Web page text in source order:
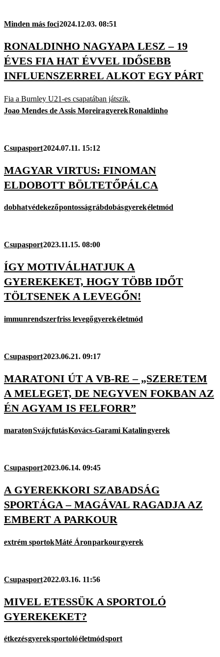
Minden más foci2024.12.03. 08:51
RONALDINHO NAGYAPA LESZ – 19
ÉVES FIA HAT ÉVVEL IDŐSEBB
INFLUENSZERREL ALKOT EGY PÁRT
Fia a Burnley U21-es csapatában játszik.
Joao Mendes de Assis MoreiragyerekRonaldinho
Csupasport2024.07.11. 15:12
MAGYAR VIRTUS: FINOMAN
ELDOBOTT BÖLTETŐPÁLCA
dobhatvédekezőpontosságrábdobásgyerekéletmód
Csupasport2023.11.15. 08:00
ÍGY MOTIVÁLHATJUK A
GYEREKEKET, HOGY TÖBB IDŐT
TÖLTSENEK A LEVEGŐN!
immunrendszerfriss levegőgyerekéletmód
Csupasport2023.06.21. 09:17
MARATONI ÚT A VB-RE – „SZERETEM
A MELEGET, DE NEGYVEN FOKBAN AZ
ÉN AGYAM IS FELFORR”
maratonSvájcfutásKovács-Garami Katalingyerek
Csupasport2023.06.14. 09:45
A GYEREKKORI SZABADSÁG
SPORTÁGA – MAGÁVAL RAGADJA AZ
EMBERT A PARKOUR
extrém sportokMáté Áronparkourgyerek
Csupasport2022.03.16. 11:56
MIVEL ETESSÜK A SPORTOLÓ
GYEREKEKET?
étkezésgyereksportolóéletmódsport